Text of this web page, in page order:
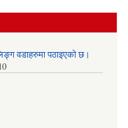
वडाहरुमा पठाइएको छ​।